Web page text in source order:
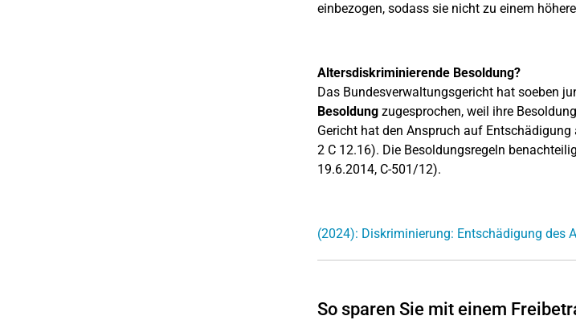
einbezogen, sodass sie nicht zu einem
Altersdiskriminierende Besoldung?
Das Bundesverwaltungsgericht hat soeben
Besoldungzugesprochen, weil ihre
Gericht hat den Anspruch auf Entschädigung
2 C 12.16). Die Besoldungsregeln
19.6.2014, C-501/12).
(2024): Diskriminierung: Entschädigung des
So sparen Sie mit einem